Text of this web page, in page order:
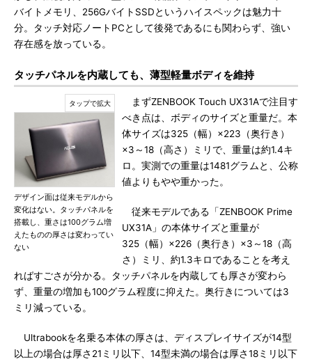
バイトメモリ、256GバイトSSDというハイスペックは魅力十
分。タッチ対応ノートPCとして後発であるにも関わらず、強い
存在感を放っている。
タッチパネルを内蔵しても、薄型軽量ボディを維持
デザイン面は従来モデルから
変化はない。タッチパネルを
搭載し、重さは100グラム増
えたものの厚さは変わってい
ない
まずZENBOOK Touch UX31Aで注目す
べき点は、ボディのサイズと重量だ。本
体サイズは325（幅）×223（奥行き）
×3～18（高さ）ミリで、重量は約1.4キ
ロ。実測での重量は1481グラムと、公称
値よりもやや重かった。
従来モデルである「ZENBOOK Prime
UX31A」の本体サイズと重量が
325（幅）×226（奥行き）×3～18（高
さ）ミリ、約1.3キロであることを考え
ればすごさが分かる。タッチパネルを内蔵しても厚さが変わら
ず、重量の増加も100グラム程度に抑えた。奥行きについては3
ミリ減っている。
Ultrabookを名乗る本体の厚さは、ディスプレイサイズが14型
以上の場合は厚さ21ミリ以下、14型未満の場合は厚さ18ミリ以下